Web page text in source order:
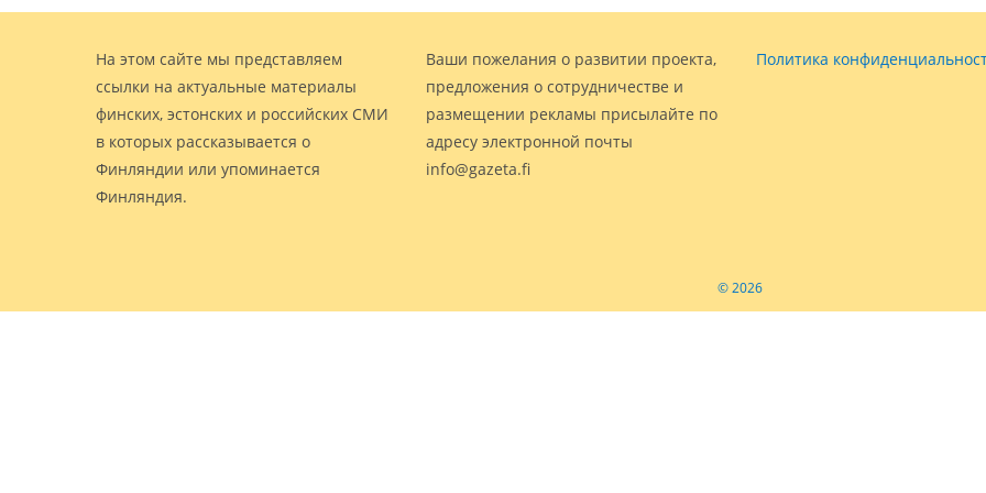
На этом сайте мы представляем
ссылки на актуальные материалы
финских, эстонских и российских СМИ
в которых рассказывается о
Финляндии или упоминается
Финляндия.
Ваши пожелания о развитии проекта,
предложения о сотрудничестве и
размещении рекламы присылайте по
адресу электронной почты
info@gazeta.fi
Политика
© 2026